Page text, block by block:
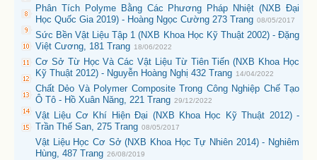
Phân Tích Polyme Bằng Các Phương Pháp Nhiệt (NXB Đại
Học Quốc Gia 2019) - Hoàng Ngọc Cường 273 Trang 08/05/2017
Sức Bền Vật Liệu Tập 1 (NXB Khoa Học Kỹ Thuật 2002) - Đặng
Việt Cương, 181 Trang 18/06/2022
Cơ Sở Từ Học Và Các Vật Liệu Từ Tiên Tiến (NXB Khoa Học
Kỹ Thuật 2012) - Nguyễn Hoàng Nghị 432 Trang 14/04/2022
Chất Dẻo Và Polymer Composite Trong Công Nghiệp Chế Tạo
Ô Tô - Hồ Xuân Năng, 221 Trang 29/12/2022
Vật Liệu Cơ Khí Hiện Đại (NXB Khoa Học Kỹ Thuật 2012) -
Trần Thế San, 275 Trang 08/05/2017
Vật Liệu Học Cơ Sở (NXB Khoa Học Tự Nhiên 2014) - Nghiêm
Hùng, 487 Trang 26/08/2019